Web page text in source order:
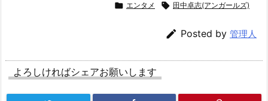
 エンタメ  田中卓志(アンガールズ)
 Posted by 管理人
よろしければシェアお願いします